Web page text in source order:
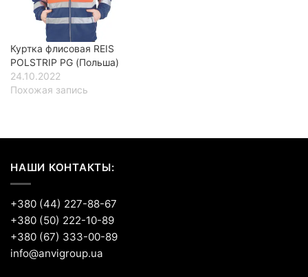
Куртка флисовая REIS
POLSTRIP PG (Польша)
24.10.2022
Похожая запись
НАШИ КОНТАКТЫ:
+380 (44) 227-88-67
+380 (50) 222-10-89
+380 (67) 333-00-89
info@anvigroup.ua